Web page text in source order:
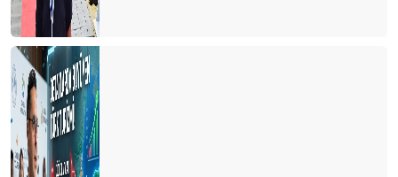
TUR OPERATÖRLERİ PLATFORMU
ACENTACI SAKSIDA YETiŞMiYOR..!
ACENTA YOKSA REHBER DE YOK..!
TURİZMDE ELEMAN YOKTUR SATRANÇ TAŞLARI VARDIR...
ACENTALARI SİYASETE DAVET EDİYORUM